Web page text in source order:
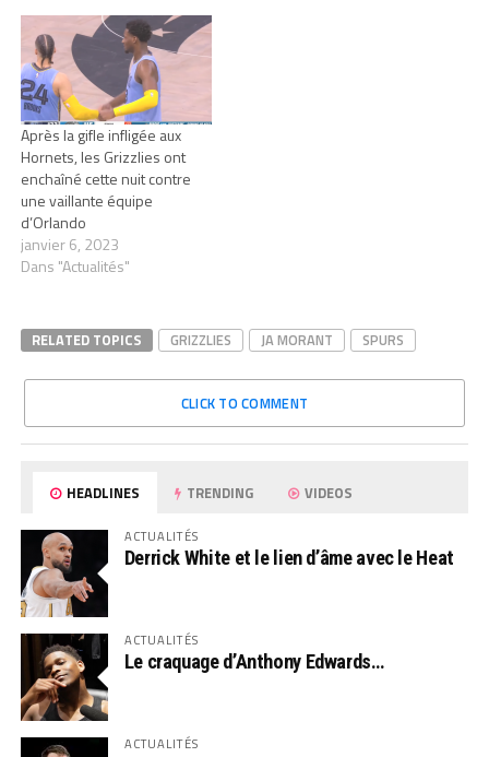
Après la gifle infligée aux
Hornets, les Grizzlies ont
enchaîné cette nuit contre
une vaillante équipe
d’Orlando
janvier 6, 2023
Dans "Actualités"
RELATED TOPICS GRIZZLIES JA MORANT SPURS
CLICK TO COMMENT
HEADLINES TRENDING VIDEOS
ACTUALITÉS
Derrick White et le lien d’âme avec le Heat
ACTUALITÉS
Le craquage d’Anthony Edwards…
ACTUALITÉS